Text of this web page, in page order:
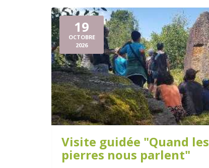
19
OCTOBRE
2026
Visite guidée "Quand les
pierres nous parlent"